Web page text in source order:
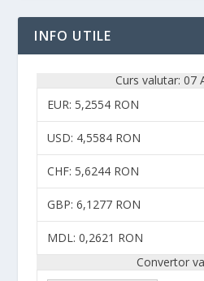
INFO UTILE
Curs valutar: 07
EUR: 5,2554 RON
USD: 4,5584 RON
CHF: 5,6244 RON
GBP: 6,1277 RON
MDL : 0,2621 RON
Convertor